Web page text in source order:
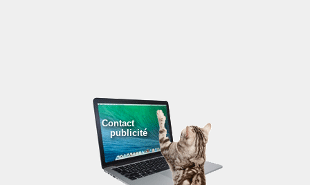
Contact
publicité